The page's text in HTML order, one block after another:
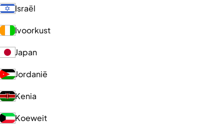
Israël
Ivoorkust
Japan
Jordanië
Kenia
Koeweit